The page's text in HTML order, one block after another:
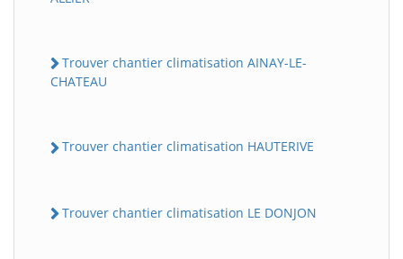
Trouver chantier climatisation AINAY-LE-
CHATEAU
Trouver chantier climatisation HAUTERIVE
Trouver chantier climatisation LE DONJON